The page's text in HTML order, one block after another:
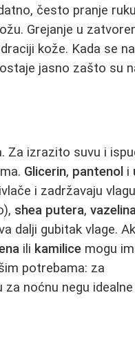
često pranje
Grejanje u
kože. Kada se
jasno zašto su
Za izrazito suvu i
Glicerin, pantenol i
i zadržavaju
shea putera,
dalji gubitak vlage.
ili kamilice mogu
potrebama: za
noćnu negu idealne